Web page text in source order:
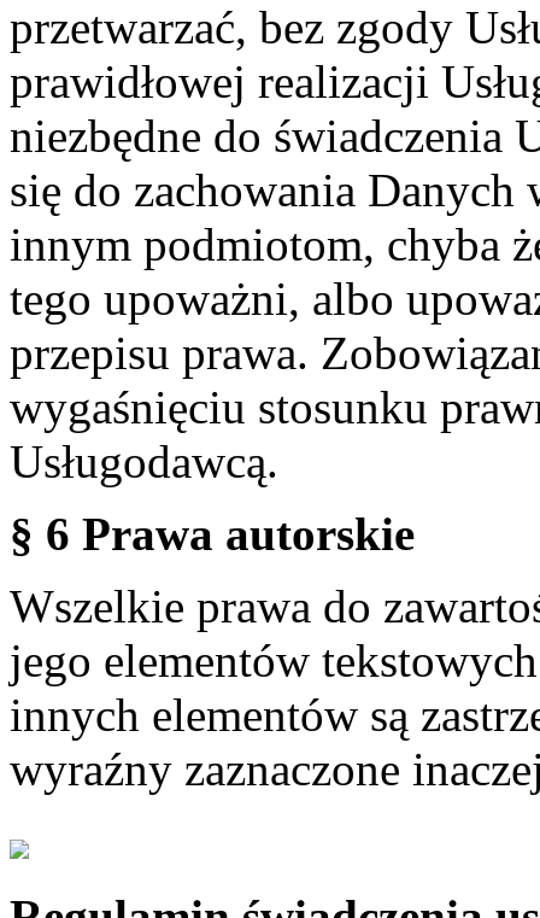
przetwarzać, bez zgody
prawidłowej realizacji
niezbędne do świadczenia
się do zachowania
innym podmiotom, chyba
tego upoważni, albo
przepisu prawa.
wygaśnięciu stosunku
Usługodawcą.
§ 6 Prawa autorskie
Wszelkie prawa do
jego elementów
innych elementów są
wyraźny zaznaczone